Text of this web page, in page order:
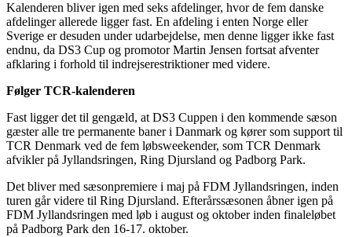
Kalenderen bliver igen med seks afdelinger, hvor de fem danske
afdelinger allerede ligger fast. En afdeling i enten Norge eller
Sverige er desuden under udarbejdelse, men denne ligger ikke fast
endnu, da DS3 Cup og promotor Martin Jensen fortsat afventer
afklaring i forhold til indrejserestriktioner med videre.
Følger TCR-kalenderen
Fast ligger det til gengæld, at DS3 Cuppen i den kommende sæson
gæster alle tre permanente baner i Danmark og kører som support til
TCR Denmark ved de fem løbsweekender, som TCR Denmark
afvikler på Jyllandsringen, Ring Djursland og Padborg Park.
Det bliver med sæsonpremiere i maj på FDM Jyllandsringen, inden
turen går videre til Ring Djursland. Efterårssæsonen åbner igen på
FDM Jyllandsringen med løb i august og oktober inden finaleløbet
på Padborg Park den 16-17. oktober.